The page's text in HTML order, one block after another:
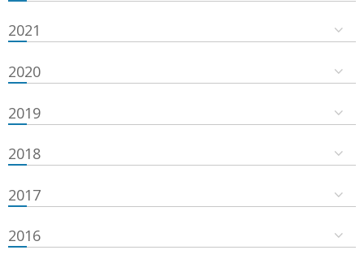
2021
2020
2019
2018
2017
2016